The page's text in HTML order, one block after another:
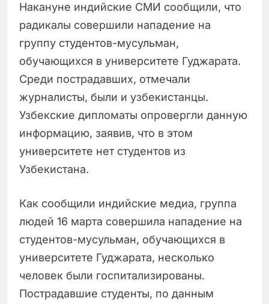
Накануне индийские СМИ сообщили, что
радикалы совершили нападение на
группу студентов-мусульман,
обучающихся в университете Гуджарата.
Среди пострадавших, отмечали
журналисты, были и узбекистанцы.
Узбекские дипломаты опровергли данную
информацию, заявив, что в этом
университете нет студентов из
Узбекистана.
Как сообщили индийские медиа, группа
людей 16 марта совершила нападение на
студентов-мусульман, обучающихся в
университете Гуджарата, несколько
человек были госпитализированы.
Пострадавшие студенты, по данным